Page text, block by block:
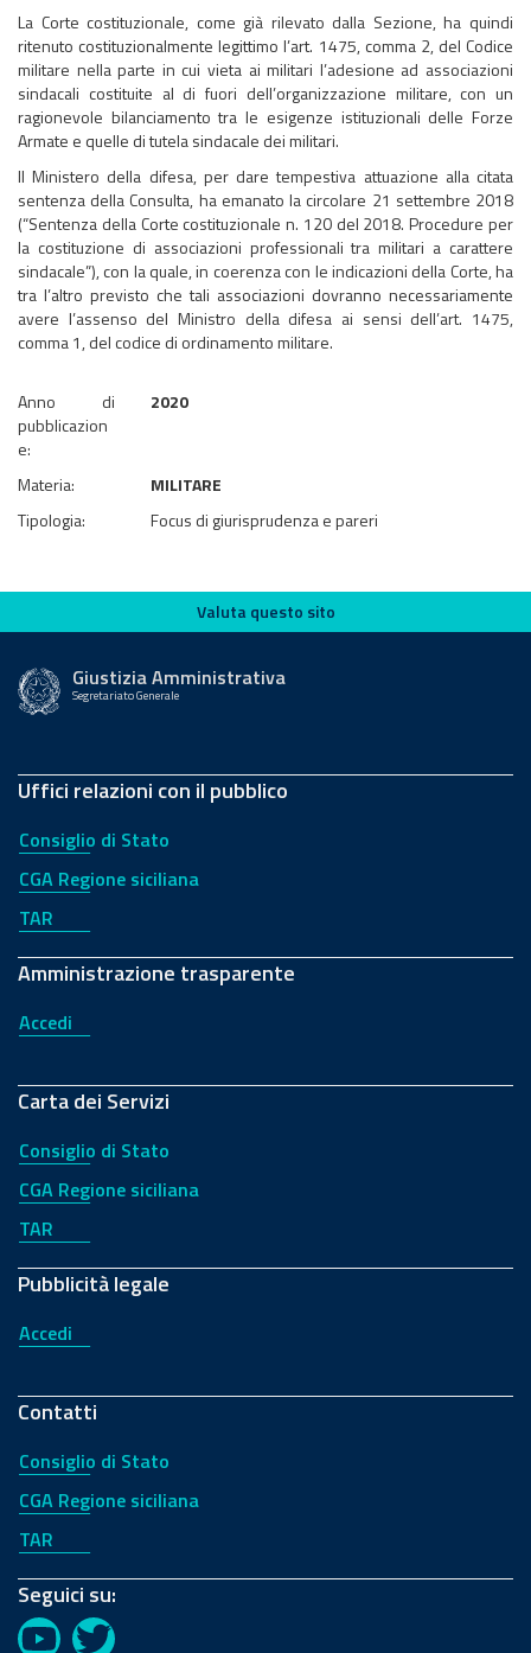
La Corte costituzionale, come già rilevato dalla Sezione, ha quindi
ritenuto costituzionalmente legittimo l’art. 1475, comma 2, del Codice
militare nella parte in cui vieta ai militari l’adesione ad associazioni
sindacali costituite al di fuori dell’organizzazione militare, con un
ragionevole bilanciamento tra le esigenze istituzionali delle Forze
Armate e quelle di tutela sindacale dei militari.
Il Ministero della difesa, per dare tempestiva attuazione alla citata
sentenza della Consulta, ha emanato la circolare 21 settembre 2018
(“Sentenza della Corte costituzionale n. 120 del 2018. Procedure per
la costituzione di associazioni professionali tra militari a carattere
sindacale”), con la quale, in coerenza con le indicazioni della Corte, ha
tra l’altro previsto che tali associazioni dovranno necessariamente
avere l’assenso del Ministro della difesa ai sensi dell’art. 1475,
comma 1, del codice di ordinamento militare.
Anno di
pubblicazion
e:
2020
Materia:
MILITARE
Tipologia:
Focus di giurisprudenza e pareri
Valuta questo sito
Valuta questo sito
Giustizia Amministrativa
Segretariato Generale
Uffici relazioni con il pubblico
Consiglio di Stato
CGA Regione siciliana
TAR
Amministrazione trasparente
Accedi
Carta dei Servizi
Consiglio di Stato
CGA Regione siciliana
TAR
Pubblicità legale
Accedi
Contatti
Consiglio di Stato
CGA Regione siciliana
TAR
Seguici su: